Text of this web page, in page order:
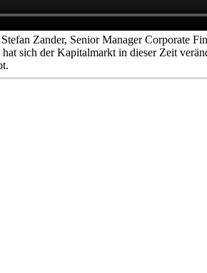
Zander, Senior Manager Corporate
sich der Kapitalmarkt in dieser Zeit